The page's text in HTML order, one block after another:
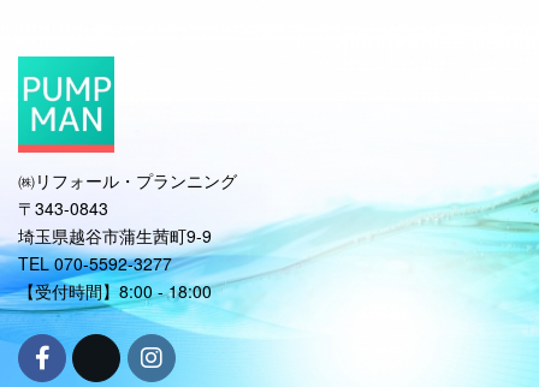
㈱リフォール・プランニング
〒343-0843
埼玉県越谷市蒲生茜町9-9
TEL 070-5592-3277
【受付時間】8:00 - 18:00